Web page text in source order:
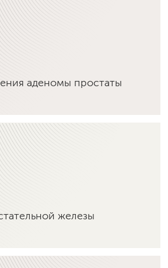
аденомы простаты
железы